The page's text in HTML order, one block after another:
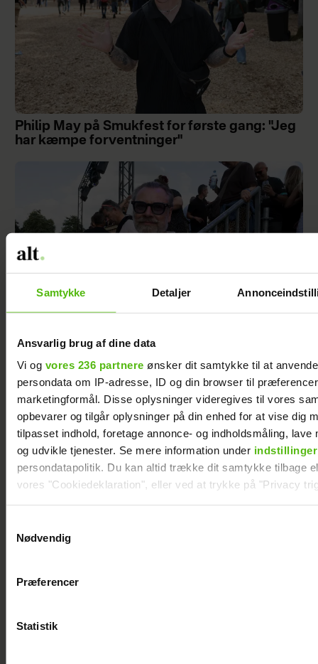
Samtykke Detaljer
Ansvarlig brug af dine data
Vi og vores 236 partnere ønsker dit samtykke til at
persondata om IP-adresse, ID og din browser til
marketingformål. Disse oplysninger videregives til vores
opbevarer og tilgår oplysninger på din enhed for at vise dig
tilpasset indhold, foretage annonce- og indholdsmåling, lave
og udvikle tjenester. Se mere information under indstillinger
persondatapolitik. Du kan altid trække dit samtykke tilbage
vores "Cookiedeklaration", eller ved at trykke på "Privacy
Vi anvender egne cookies og cookies fra tredjeparter til at
generere statistik og huske dine præferencer samt til brug
Nødvendig
Præferencer
Statistik
Philip May på Smukfest for første gang: "Jeg
har kæmpe forventninger"
Se billedet: Så meget har Lars Elbæk tabt sig